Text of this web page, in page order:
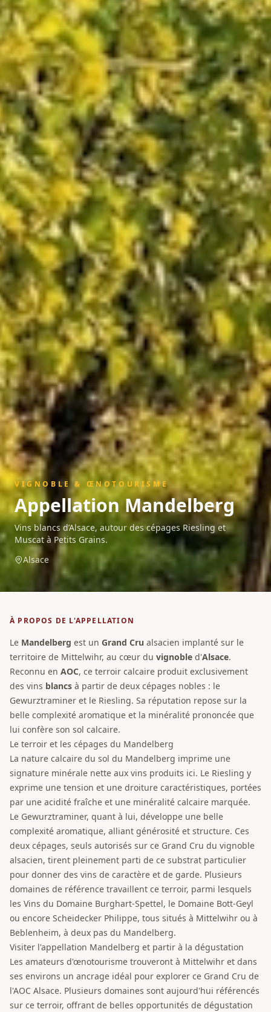
VIGNOBLE & ŒNOTOURISME
AppellationMandelberg
Vins blancs d’Alsace, autour des cépages Riesling et
Muscat à Petits Grains.
Alsace
À PROPOS DE L'APPELLATION
Le Mandelberg est un Grand Cru alsacien implanté sur le
territoire de Mittelwihr, au cœur du vignoble d'Alsace.
Reconnu en AOC, ce terroir calcaire produit exclusivement
des vins blancs à partir de deux cépages nobles : le
Gewurztraminer et le Riesling. Sa réputation repose sur la
belle complexité aromatique et la minéralité prononcée que
lui confère son sol calcaire.
Le terroir et les cépages du Mandelberg
La nature calcaire du sol du Mandelberg imprime une
signature minérale nette aux vins produits ici. Le Riesling y
exprime une tension et une droiture caractéristiques, portées
par une acidité fraîche et une minéralité calcaire marquée.
Le Gewurztraminer, quant à lui, développe une belle
complexité aromatique, alliant générosité et structure. Ces
deux cépages, seuls autorisés sur ce Grand Cru du vignoble
alsacien, tirent pleinement parti de ce substrat particulier
pour donner des vins de caractère et de garde. Plusieurs
domaines de référence travaillent ce terroir, parmi lesquels
les Vins du Domaine Burghart-Spettel, le Domaine Bott-Geyl
ou encore Scheidecker Philippe, tous situés à Mittelwihr ou à
Beblenheim, à deux pas du Mandelberg.
Visiter l'appellation Mandelberg et partir à la dégustation
Les amateurs d'œnotourisme trouveront à Mittelwihr et dans
ses environs un ancrage idéal pour explorer ce Grand Cru de
l'AOC Alsace. Plusieurs domaines sont aujourd'hui référencés
sur ce terroir, offrant de belles opportunités de dégustation